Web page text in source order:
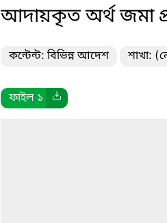
আদায়কৃত অর্থ জমা
কন্টেন্ট: বিভিন্ন আদেশ শাখা:
ফাইল ১